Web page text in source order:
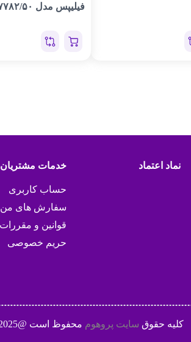
فیلیپس مدل S۷۷۸۲/۵۰
نماد اعتماد خدمات مشتریان
حساب کاربری
سفارش های من
قوانین و مقررات
حریم خصوصی
کلیه حقوق سایت پروهوم محفوظ است @2025